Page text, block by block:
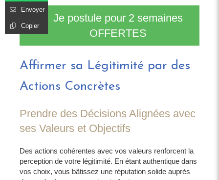
Je postule pour 2 semaines
OFFERTES
Affirmer sa Légitimité par des
Actions Concrètes
Prendre des Décisions Alignées avec
ses Valeurs et Objectifs
Des actions cohérentes avec vos valeurs renforcent la
perception de votre légitimité. En étant authentique dans
vos choix, vous bâtissez une réputation solide auprès
Envoyer
Copier